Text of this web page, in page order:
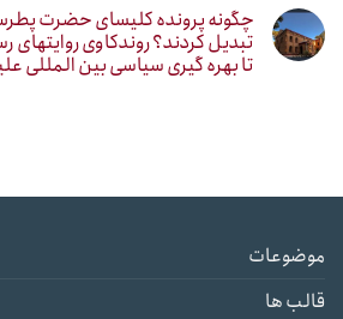
چگونه پرونده کلیسای حضرت
تبدیل کردند؟ روندکاوی روایتهای
تا بهره گیری سیاسی بین المللی
موضوعات
قالب ها